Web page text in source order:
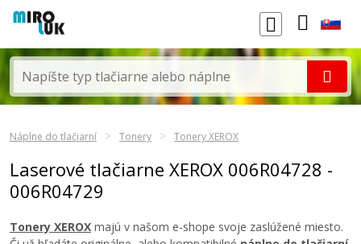
Náplne do tlačiarní Tonery Tonery XEROX
Laserové tlačiarne XEROX 006R04728 -
006R04729
Tonery XEROX majú v našom e-shope svoje zaslúžené miesto.